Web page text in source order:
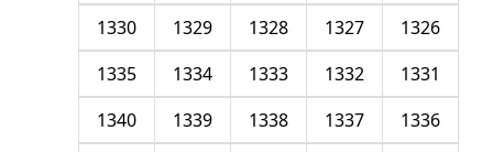
1326
1327
1328
1329
1330
1331
1332
1333
1334
1335
1336
1337
1338
1339
1340